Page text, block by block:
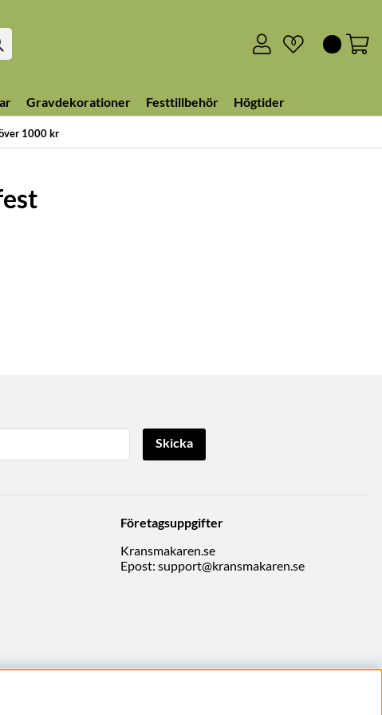
1000 kr
0
Gravdekorationer Festtillbehör Högtider
Skicka
Företagsuppgifter
Kransmakaren.se
Epost: support@kransmakaren.se